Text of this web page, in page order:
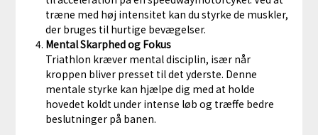
træne med høj intensitet kan du styrke de muskler,
der bruges til hurtige bevægelser.
Mental Skarphed og Fokus
Triathlon kræver mental disciplin, især når
kroppen bliver presset til det yderste. Denne
mentale styrke kan hjælpe dig med at holde
hovedet koldt under intense løb og træffe bedre
beslutninger på banen.